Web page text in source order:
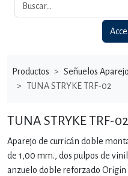
Productos Señuelos
TUNA STRYKE TRF-02
TUNA STRYKE TRF-02
Aparejo de curricán doble
de 1,00 mm., dos pulpos de
anzuelo doble reforzado Origin